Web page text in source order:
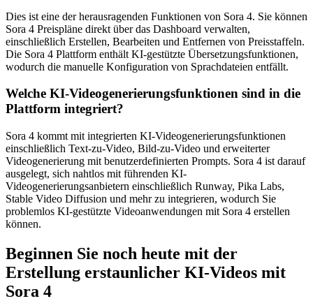
Dies ist eine der herausragenden Funktionen von Sora 4. Sie können
Sora 4 Preispläne direkt über das Dashboard verwalten,
einschließlich Erstellen, Bearbeiten und Entfernen von Preisstaffeln.
Die Sora 4 Plattform enthält KI-gestützte Übersetzungsfunktionen,
wodurch die manuelle Konfiguration von Sprachdateien entfällt.
Welche KI-Videogenerierungsfunktionen sind in die
Plattform integriert?
Sora 4 kommt mit integrierten KI-Videogenerierungsfunktionen
einschließlich Text-zu-Video, Bild-zu-Video und erweiterter
Videogenerierung mit benutzerdefinierten Prompts. Sora 4 ist darauf
ausgelegt, sich nahtlos mit führenden KI-
Videogenerierungsanbietern einschließlich Runway, Pika Labs,
Stable Video Diffusion und mehr zu integrieren, wodurch Sie
problemlos KI-gestützte Videoanwendungen mit Sora 4 erstellen
können.
Beginnen Sie noch heute mit der
Erstellung erstaunlicher KI-Videos mit
Sora 4